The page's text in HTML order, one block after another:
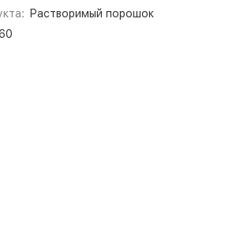
Растворимый порошок